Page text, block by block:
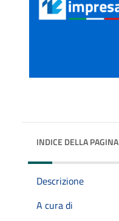
INDICE DELLA PAGINA
Descrizione
A cura di